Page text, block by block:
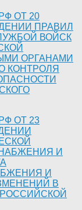
ОТ 20
ПРАВИЛ
ВОЙСК
ОРГАНАМИ
КОНТРОЛЯ
ОТ 23
И
И
В